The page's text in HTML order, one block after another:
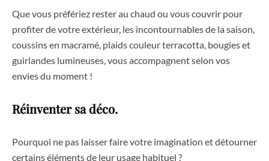
Que vous préfériez rester au chaud ou vous couvrir pour
profiter de votre extérieur, les incontournables de la saison,
coussins en macramé, plaids couleur terracotta, bougies et
guirlandes lumineuses, vous accompagnent selon vos
envies du moment !
Réinventer sa déco.
Pourquoi ne pas laisser faire votre imagination et détourner
certains éléments de leur usage habituel ?